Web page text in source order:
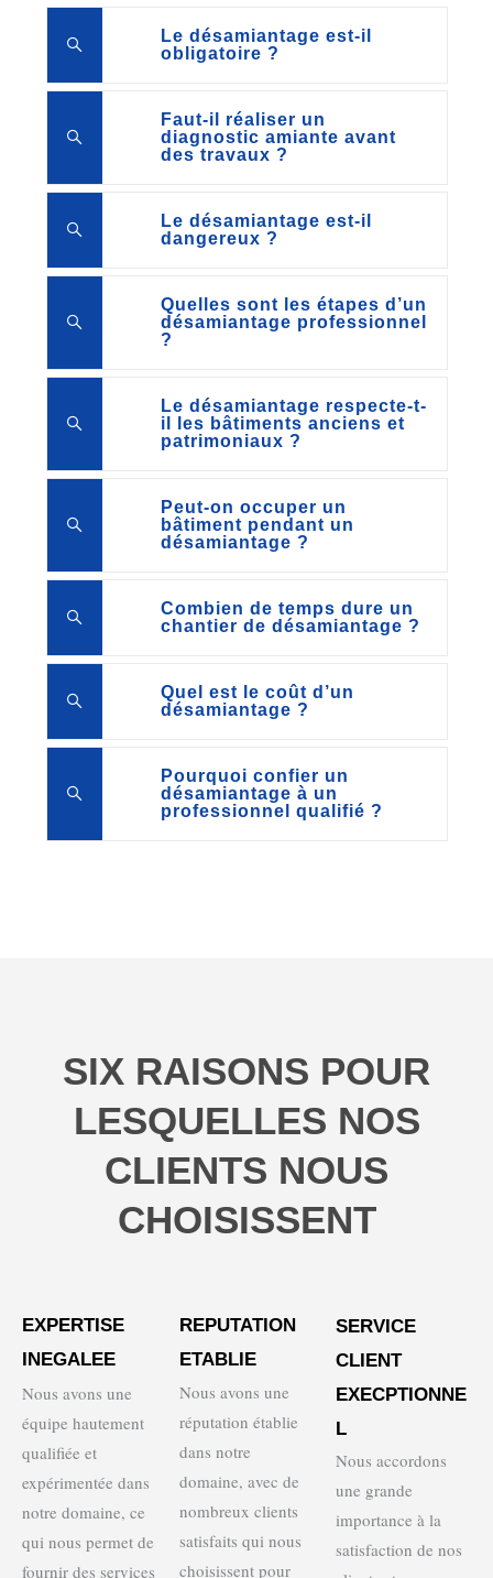
Le désamiantage est-il
obligatoire ?
Faut-il réaliser un
diagnostic amiante avant
des travaux ?
Le désamiantage est-il
dangereux ?
Quelles sont les étapes d’un
désamiantage professionnel
?
Le désamiantage respecte-t-
il les bâtiments anciens et
patrimoniaux ?
Peut-on occuper un
bâtiment pendant un
désamiantage ?
Combien de temps dure un
chantier de désamiantage ?
Quel est le coût d’un
désamiantage ?
Pourquoi confier un
désamiantage à un
professionnel qualifié ?
SIX RAISONS POUR
LESQUELLES NOS
CLIENTS NOUS
CHOISISSENT
EXPERTISE
INEGALEE
Nous avons une
équipe hautement
qualifiée et
expérimentée dans
notre domaine, ce
qui nous permet de
fournir des services
REPUTATION
ETABLIE
Nous avons une
réputation établie
dans notre
domaine, avec de
nombreux clients
satisfaits qui nous
choisissent pour
SERVICE
CLIENT
EXECPTIONNE
L
Nous accordons
une grande
importance à la
satisfaction de nos